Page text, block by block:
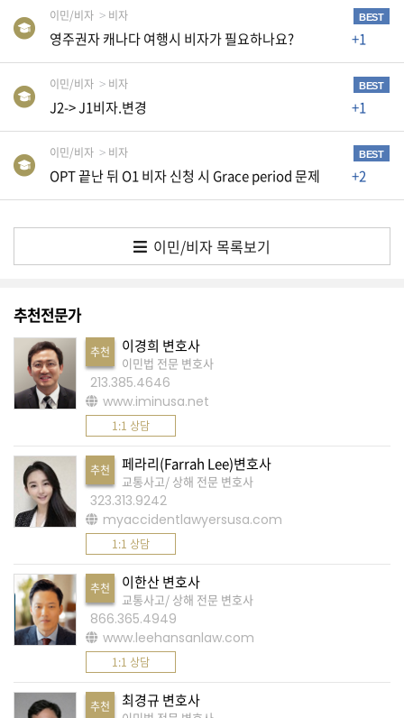
수
칙
안
인
다
A
S
K
국
에
서
새
운
전
문
가
찾
이민/비자 비자 BEST
영주권자 캐나다 여행시 비자가 필요하나요? +1
이민/비자 비자 BEST
J2-> J1비자.변경 +1
이민/비자 비자 BEST
OPT 끝난 뒤 O1 비자 신청 시 Grace period 문제 +2
이민/비자 목록보기
추천전문가
추천 이경희 변호사
이민법 전문 변호사
213.385.4646
www.iminusa.net
1:1 상담
추천 페라리(Farrah Lee)변호사
교통사고/ 상해 전문 변호사
323.313.9242
myaccidentlawyersusa.com
1:1 상담
추천 이한산 변호사
교통사고/ 상해 전문 변호사
866.365.4949
www.leehansanlaw.com
1:1 상담
추천 최경규 변호사